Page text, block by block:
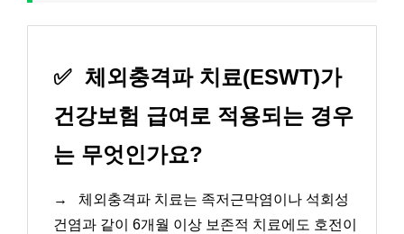
✅ 체외충격파 치료(ESWT)가
건강보험 급여로 적용되는 경우
는 무엇인가요?
→
체외충격파 치료는 족저근막염이나 석회성
건염과 같이 6개월 이상 보존적 치료에도 호전이